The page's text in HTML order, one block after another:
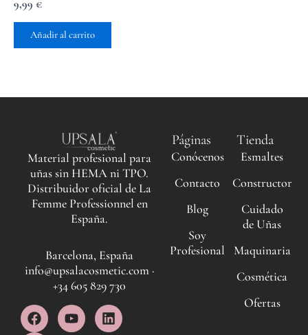
Valorado
con
5.00
de 5
9,99 €
Añadir al carrito
Material profesional para
uñas sin HEMA ni TPO.
Distribuidor oficial de La
Femme Professionnel en
España.
Barcelona, España
info@upsalacosmetic.com ·
+34 605 829 730
F
a
Y
o
L
i
I
n
Páginas
Conócenos
Contacto
Blog
Soy
Profesional
Tienda
Esmaltes
Constructor
Cuidado
de Uñas
Maquinaria
Cosmética
Ofertas